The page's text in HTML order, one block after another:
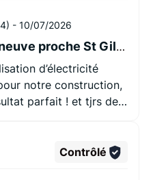
- 10/07/2026
construction maison neuve proche St Gildas-des-Bois
d’électricité
notre construction,
parfait ! et tjrs de
Contrôlé